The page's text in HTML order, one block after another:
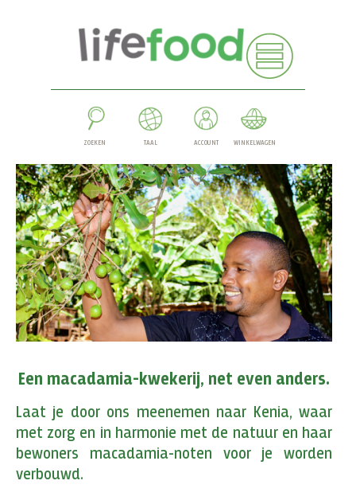
ZOEKEN TAAL ACCOUNT WINKELWAGEN
Een macadamia-kwekerij, net even anders.
Laat je door ons meenemen naar Kenia, waar
met zorg en in harmonie met de natuur en haar
bewoners macadamia-noten voor je worden
verbouwd.